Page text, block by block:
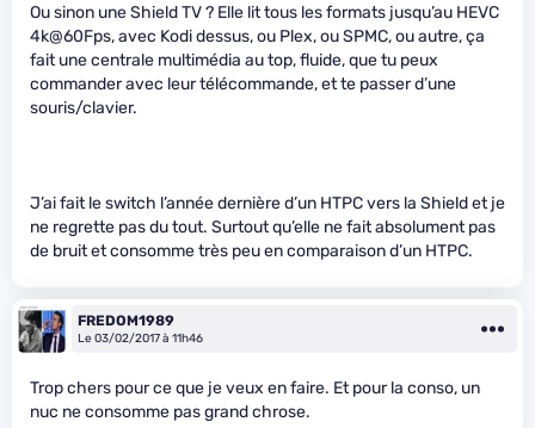
Ou sinon une Shield TV ? Elle lit tous les formats jusqu’au HEVC
4k@60Fps, avec Kodi dessus, ou Plex, ou SPMC, ou autre, ça
fait une centrale multimédia au top, fluide, que tu peux
commander avec leur télécommande, et te passer d’une
souris/clavier.
J’ai fait le switch l’année dernière d’un HTPC vers la Shield et je
ne regrette pas du tout. Surtout qu’elle ne fait absolument pas
de bruit et consomme très peu en comparaison d’un HTPC.
FREDOM1989
Le 03/02/2017 à 11h46
Trop chers pour ce que je veux en faire. Et pour la conso, un
nuc ne consomme pas grand chrose.